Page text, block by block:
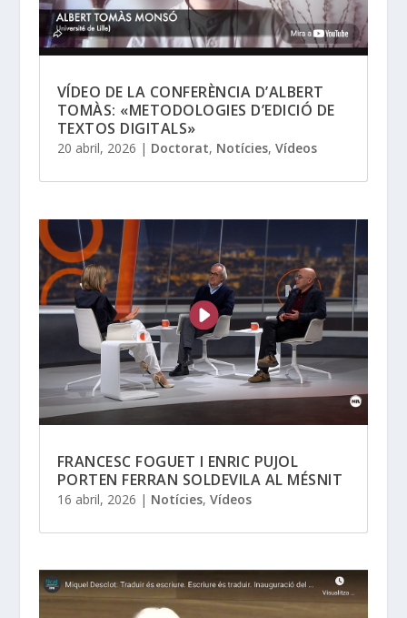
VÍDEO DE LA CONFERÈNCIA D’ALBERT
TOMÀS: «METODOLOGIES D’EDICIÓ DE
TEXTOS DIGITALS»
20 abril, 2026 | Doctorat, Notícies, Vídeos
FRANCESC FOGUET I ENRIC PUJOL
PORTEN FERRAN SOLDEVILA AL MÉSNIT
16 abril, 2026 | Notícies, Vídeos